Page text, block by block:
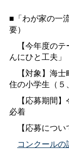
■「わが家の一
要）
【今年度のテ
んにひと工夫」
【対象】海士
住の小学生（
【応募期間】
必着
【応募につい
コンクールの